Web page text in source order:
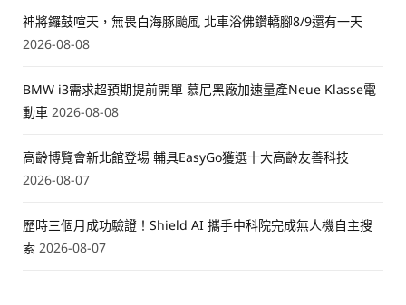
神將鑼鼓喧天，無畏白海豚颱風 北車浴佛鑽轎腳8/9還有一天
2026-08-08
BMW i3需求超預期提前開單 慕尼黑廠加速量產Neue Klasse電
動車 2026-08-08
高齡博覽會新北館登場 輔具EasyGo獲選十大高齡友善科技
2026-08-07
歷時三個月成功驗證！Shield AI 攜手中科院完成無人機自主搜
索 2026-08-07